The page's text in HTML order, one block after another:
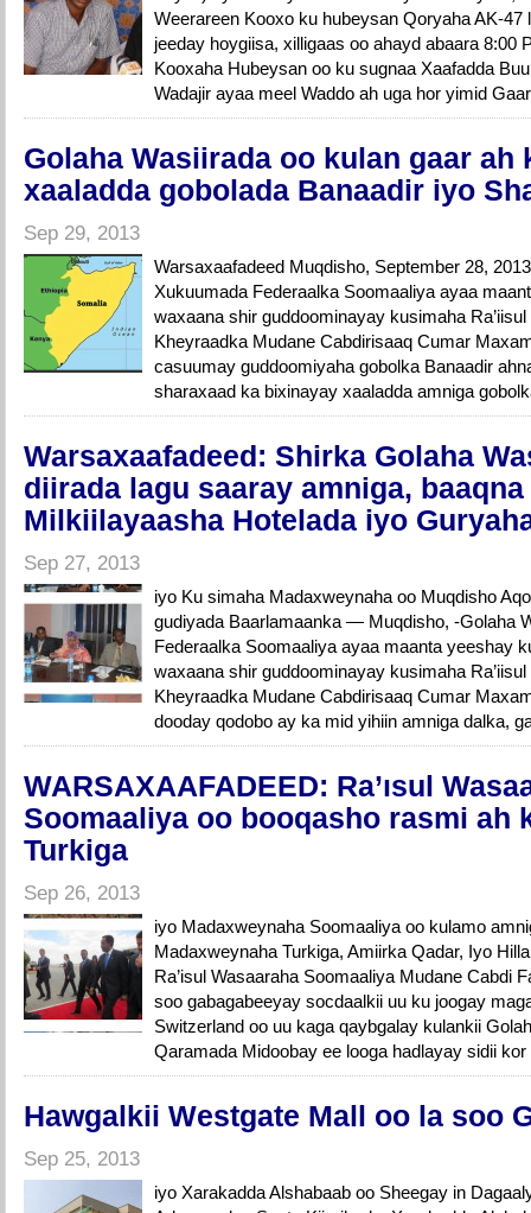
Weerareen Kooxo ku hubeysan Qoryaha AK-47
jeeday hoygiisa, xilligaas oo ahayd abaara 8:00
Kooxaha Hubeysan oo ku sugnaa Xaafadda
Wadajir ayaa meel Waddo ah uga hor yimid
Golaha Wasiirada oo kulan gaar ah
xaaladda gobolada Banaadir iyo
Sep 29, 2013
Warsaxaafadeed Muqdisho, September 28,
Xukuumada Federaalka Soomaaliya ayaa
waxaana shir guddoominayay kusimaha
Kheyraadka Mudane Cabdirisaaq Cumar
casuumay guddoomiyaha gobolka Banaadir
sharaxaad ka bixinayay xaaladda amniga
Warsaxaafadeed: Shirka Golaha
diirada lagu saaray amniga,
Milkiilayaasha Hotelada iyo
Sep 27, 2013
iyo Ku simaha Madaxweynaha oo Muqdisho
gudiyada Baarlamaanka — Muqdisho, -Golaha
Federaalka Soomaaliya ayaa maanta yeeshay
waxaana shir guddoominayay kusimaha
Kheyraadka Mudane Cabdirisaaq Cumar
dooday qodobo ay ka mid yihiin amniga dalka,
WARSAXAAFADEED: Ra’ısul
Soomaaliya oo booqasho rasmi ah
Turkiga
Sep 26, 2013
iyo Madaxweynaha Soomaaliya oo kulamo
Madaxweynaha Turkiga, Amiirka Qadar, Iyo
Ra’isul Wasaaraha Soomaaliya Mudane Cabdi
soo gabagabeeyay socdaalkii uu ku joogay
Switzerland oo uu kaga qaybgalay kulankii
Qaramada Midoobay ee looga hadlayay sidii
Hawgalkii Westgate Mall oo la soo
Sep 25, 2013
iyo Xarakadda Alshabaab oo Sheegay in